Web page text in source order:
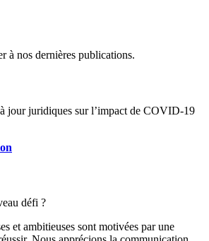
à nos dernières publications.
jour juridiques sur l’impact de COVID-19
défi ?
et ambitieuses sont motivées par une